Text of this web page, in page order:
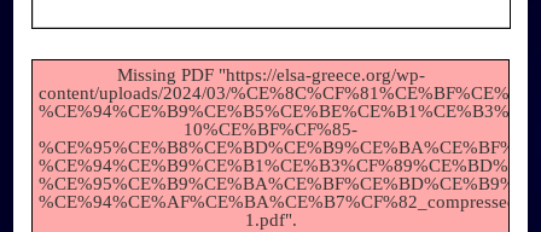
Missing PDF "https://elsa-greece.org/wp-
content/uploads/2024/03/%CE%8C%CF%81%CE%BF%CE%B9-
10%CE%BF%CF%85-
%CE%94%CE%AF%CE%BA%CE%B7%CF%82_compressed-
1.pdf".